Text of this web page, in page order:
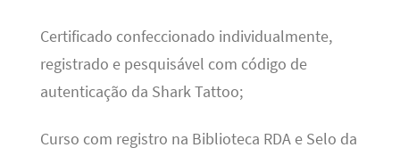
Certificado confeccionado individualmente,
registrado e pesquisável com código de
autenticação da Shark Tattoo;
Curso com registro na Biblioteca RDA e Selo da